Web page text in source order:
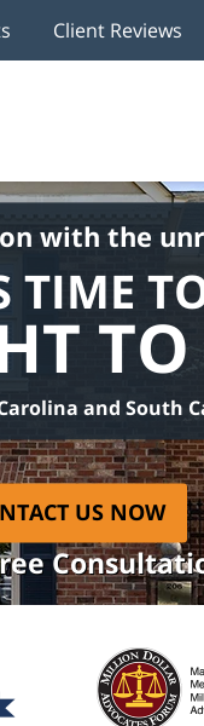
Client Reviews
with the
TIME
and South
US NOW